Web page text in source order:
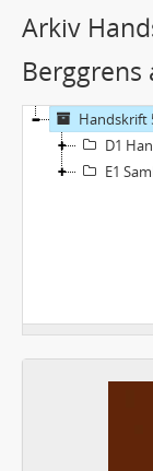
Arkiv
Berggrens
Handskrift
D1
E1